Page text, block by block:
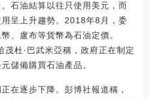
石油結算以往只使用美元，而
呈上升趨勢。2018年8月，委
、盧布等貨幣為石油定價。
杜·巴武米亞稱，政府正在制定
儲備購買石油產品。
在逐步下降。彭博社報道稱，